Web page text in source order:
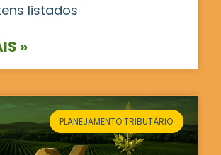
listados
»
PLANEJAMENTO TRIBUTÁRIO